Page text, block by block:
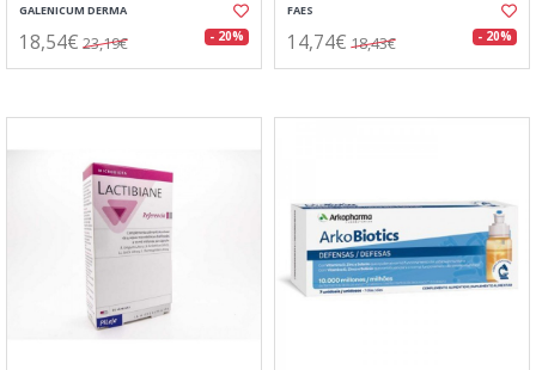
GALENICUM DERMA
18,54€ 23,19€ - 20%
FAES
14,74€ 18,43€ - 20%